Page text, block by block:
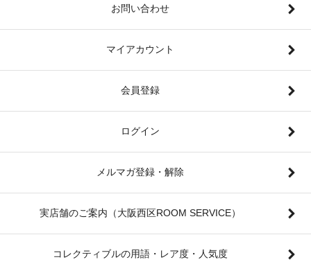
お問い合わせ
マイアカウント
会員登録
ログイン
メルマガ登録・解除
実店舗のご案内（大阪西区ROOM SERVICE）
コレクティブルの用語・レア度・人気度